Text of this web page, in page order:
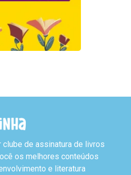
clube de assinatura de livros
os melhores conteúdos
e literatura